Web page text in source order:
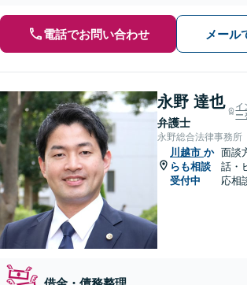
電話でお問い合わせ メール
永野 達也
弁護士
イ
ー
永野総合法律事務所
川越市 か
らも相談
受付中
面談
話・
応相